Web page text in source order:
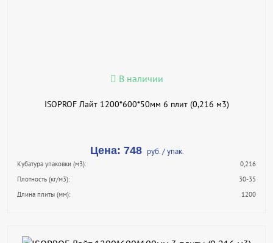
В наличии
ISOPROF Лайт 1200*600*50мм 6 плит (0,216 м3)
Цена: 748 руб. / упак.
Кубатура упаковки (м3):
0,216
Плотность (кг/м3):
30-35
Длина плиты (мм):
1200